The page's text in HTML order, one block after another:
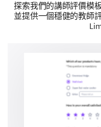
您是否感覺課程內
探索我們的講師評價模
並提供一個穩健的教師